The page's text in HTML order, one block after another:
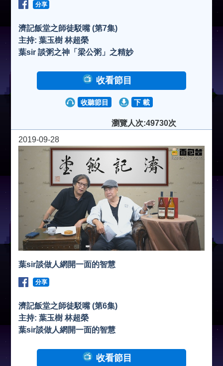
分享
濟記飯堂之師徒駁嘴 (第7集)
主持: 葉玉樹 林超榮
葉sir 談粥之神「梁公粥」之精妙
收看節目
收聽節目 下 載
瀏覽人次:49730次
2019-09-28
葉sir談做人網開一面的智慧
分享
濟記飯堂之師徒駁嘴 (第6集)
主持: 葉玉樹 林超榮
葉sir談做人網開一面的智慧
收看節目